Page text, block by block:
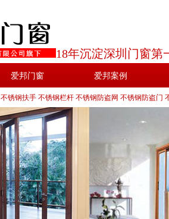
18年沉淀深圳门窗第
爱邦门窗 爱邦案例
不锈钢扶手 不锈钢栏杆 不锈钢防盗网 不锈钢防盗门